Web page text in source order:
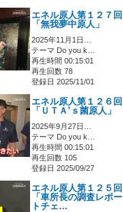
エネル原人第１２７回
「無我夢中原人」
2025年11月1日…
テーマ Do you k…
再生時間 00:15:01
再生回数 78
登録日 2025/11/01
エネル原人第１２６回
「ＵＴＡ’ｓ菌原人」
2025年9月27日…
テーマ Do you k…
再生時間 00:15:01
再生回数 105
登録日 2025/09/27
エネル原人第１２５回
「車所長の調査レポー
トチェ…